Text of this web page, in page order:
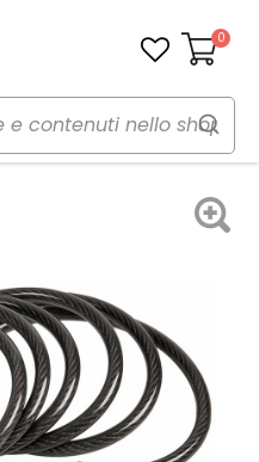
Carrello
0
Lucchetti e catene